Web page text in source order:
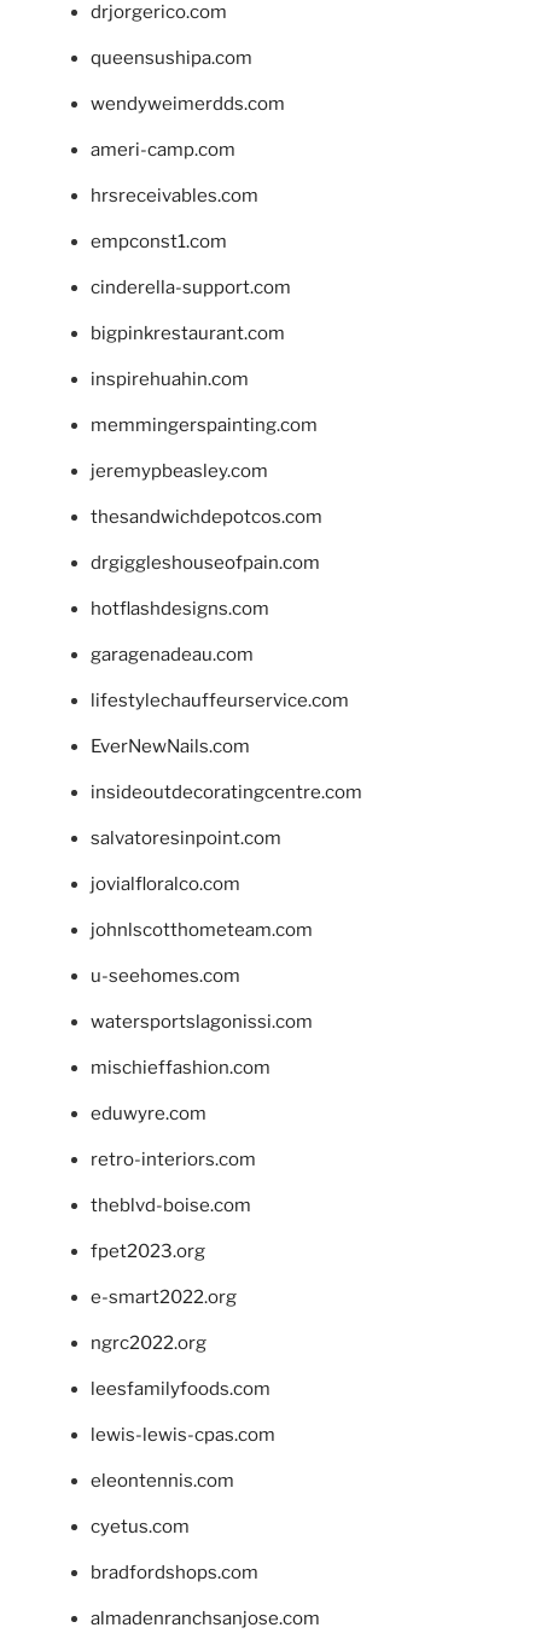
drjorgerico.com
queensushipa.com
wendyweimerdds.com
ameri-camp.com
hrsreceivables.com
empconst1.com
cinderella-support.com
bigpinkrestaurant.com
inspirehuahin.com
memmingerspainting.com
jeremypbeasley.com
thesandwichdepotcos.com
drgiggleshouseofpain.com
hotflashdesigns.com
garagenadeau.com
lifestylechauffeurservice.com
EverNewNails.com
insideoutdecoratingcentre.com
salvatoresinpoint.com
jovialfloralco.com
johnlscotthometeam.com
u-seehomes.com
watersportslagonissi.com
mischieffashion.com
eduwyre.com
retro-interiors.com
theblvd-boise.com
fpet2023.org
e-smart2022.org
ngrc2022.org
leesfamilyfoods.com
lewis-lewis-cpas.com
eleontennis.com
cyetus.com
bradfordshops.com
almadenranchsanjose.com